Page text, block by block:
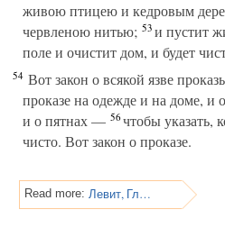
живою птицею и кедровым
червленою нитью; 53и пустит
поле и очистит дом, и будет
54 Вот закон о всякой язве
проказе на одежде и на доме, и
и о пятнах — 56чтобы указать,
чисто. Вот закон о проказе.
Read more: Левит, Глава 15